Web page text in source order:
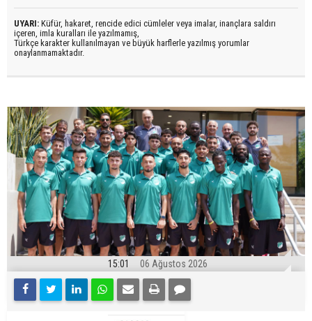
UYARI: Küfür, hakaret, rencide edici cümleler veya imalar, inançlara saldırı
içeren, imla kuralları ile yazılmamış,
Türkçe karakter kullanılmayan ve büyük harflerle yazılmış yorumlar
onaylanmamaktadır.
15:01 06 Ağustos 2026